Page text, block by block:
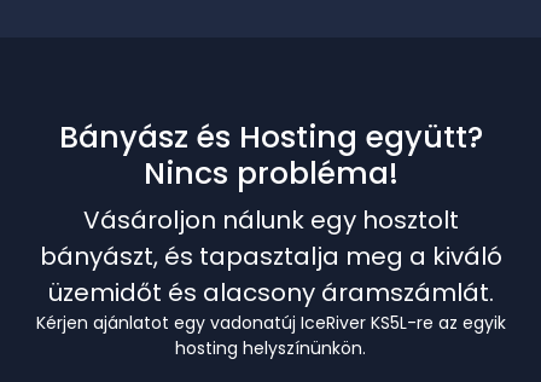
Bányász és Hosting együtt?
Nincs probléma!
Vásároljon nálunk egy hosztolt
bányászt, és tapasztalja meg a kiváló
üzemidőt és alacsony áramszámlát.
Kérjen ajánlatot egy vadonatúj IceRiver KS5L-re az egyik
hosting helyszínünkön.